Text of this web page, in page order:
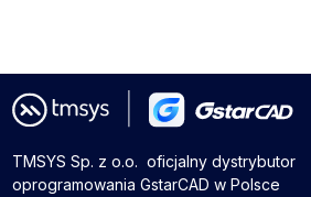
TMSYS Sp. z o.o. ­ oficjalny dystrybutor
oprogramowania GstarCAD w Polsce